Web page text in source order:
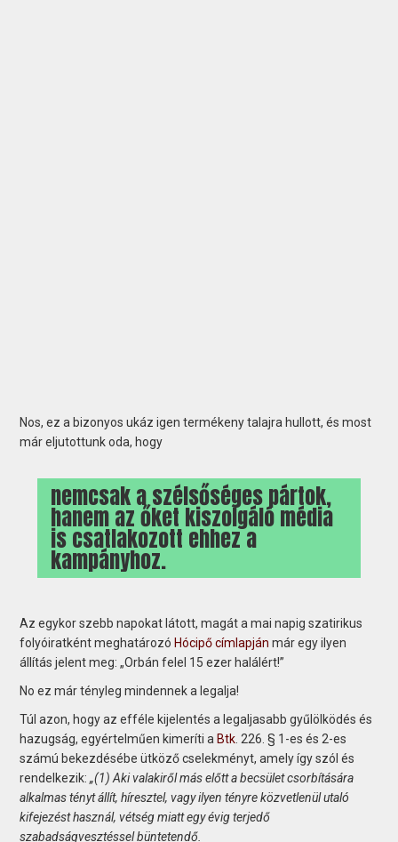
Nos, ez a bizonyos ukáz igen termékeny talajra hullott, és most
már eljutottunk oda, hogy
nemcsak a szélsőséges pártok,
hanem az őket kiszolgáló média
is csatlakozott ehhez a
kampányhoz.
Az egykor szebb napokat látott, magát a mai napig szatirikus
folyóiratként meghatározó Hócipő címlapján már egy ilyen
állítás jelent meg: „Orbán felel 15 ezer halálért!”
No ez már tényleg mindennek a legalja!
Túl azon, hogy az efféle kijelentés a legaljasabb gyűlölködés és
hazugság, egyértelműen kimeríti a Btk . 226. § 1-es és 2-es
számú bekezdésébe ütköző cselekményt, amely így szól és
rendelkezik:„(1) Aki valakiről más előtt a becsület csorbítására
alkalmas tényt állít, híresztel, vagy ilyen tényre közvetlenül utaló
kifejezést használ, vétség miatt egy évig terjedő
szabadságvesztéssel büntetendő.